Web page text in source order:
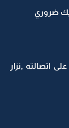
ضروري
اتصالته ,نزار